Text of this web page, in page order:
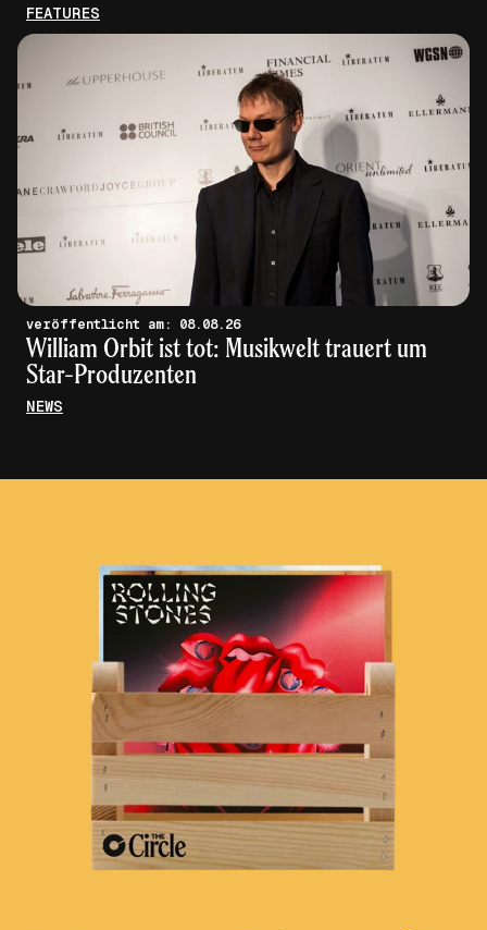
FEATURES
veröffentlicht am: 08.08.26
William Orbit ist tot: Musikwelt trauert um
Star-Produzenten
NEWS